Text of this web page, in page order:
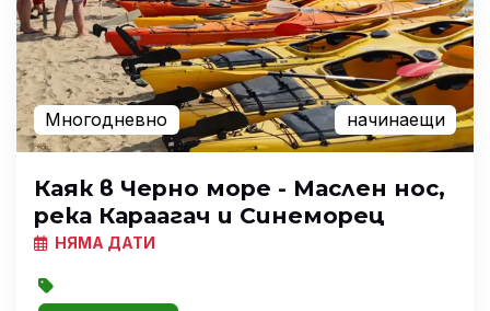
Многодневно начинаещи
Каяк в Черно море - Маслен нос,
река Караагач и Синеморец
НЯМА ДАТИ